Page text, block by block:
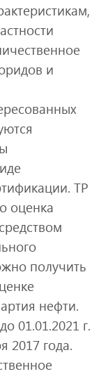
и
ТР
оценка
получить
нефти.
01.01.2021 г.
2017 года.